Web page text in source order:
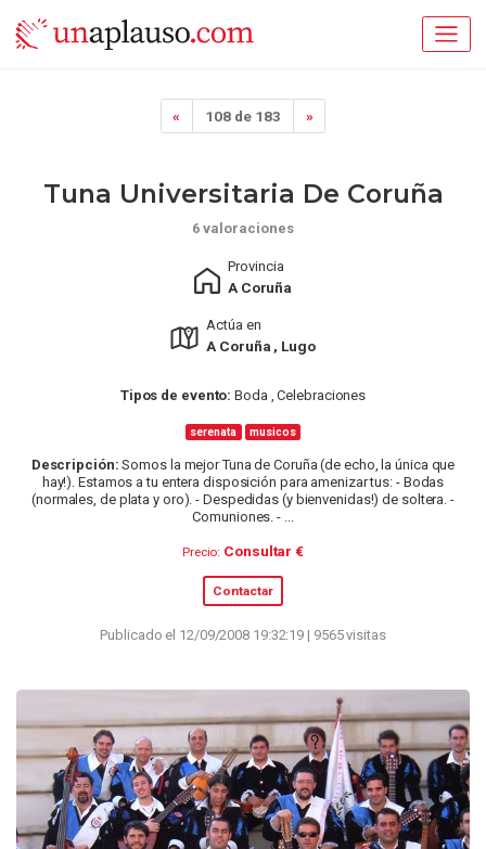
« 108 de 183 »
Tuna Universitaria De Coruña
6 valoraciones
Provincia
A Coruña
Actúa en
A Coruña , Lugo
Tipos de evento: Boda , Celebraciones
serenata musicos
Descripción: Somos la mejor Tuna de Coruña (de echo, la única que
hay!). Estamos a tu entera disposición para amenizar tus: - Bodas
(normales, de plata y oro). - Despedidas (y bienvenidas!) de soltera. -
Comuniones. - ...
Precio: Consultar €
Contactar
Publicado el 12/09/2008 19:32:19 | 9565 visitas